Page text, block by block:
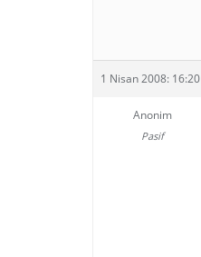
1 Nisan 2008: 16:20
Anonim
Pasif